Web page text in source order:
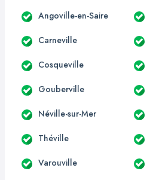
Angoville-en-Saire
Carneville
Cosqueville
Gouberville
Néville-sur-Mer
Théville
Varouville